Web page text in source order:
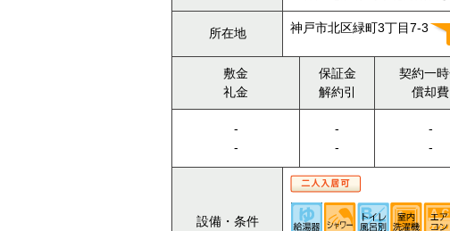
所在地 神戸市北区緑町3丁目7-3
敷金
礼金
保証金
解約引
契約一
償却費
-
-
-
-
-
-
設備・条件